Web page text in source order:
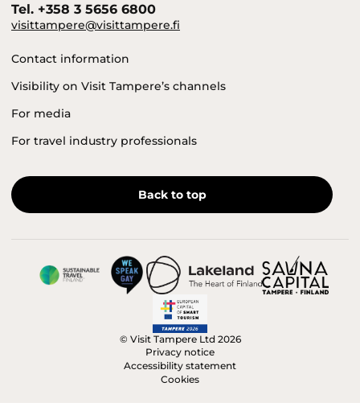
Tel. +358 3 5656 6800
visittampere@visittampere.fi
Contact information
Visibility on Visit Tampere’s channels
For media
For travel industry professionals
Back to top
© Visit Tampere Ltd 2026
Privacy notice
Accessibility statement
Cookies